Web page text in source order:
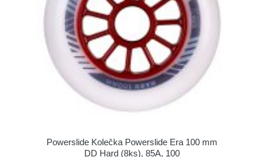
Powerslide Kolečka Powerslide Era 100 mm
DD Hard (8ks), 85A, 100